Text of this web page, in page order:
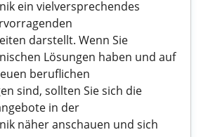
ein vielversprechendes
darstellt. Wenn Sie
Lösungen haben und auf
beruflichen
sind, sollten Sie sich die
in der
näher anschauen und sich